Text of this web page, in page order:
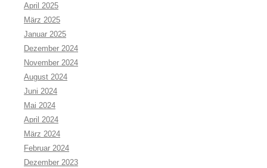
April 2025
März 2025
Januar 2025
Dezember 2024
November 2024
August 2024
Juni 2024
Mai 2024
April 2024
März 2024
Februar 2024
Dezember 2023